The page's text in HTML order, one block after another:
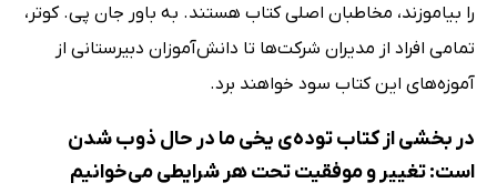
را بیاموزند، مخاطبان اصلی کتاب هستند. به باور جان پی. کوتر،
تمامی افراد از مدیران شرکت‌ها تا دانش‌آموزان دبیرستانی از
آموزه‌های این کتاب سود خواهند برد.
در بخشی از کتاب توده‌ی یخی ما در حال ذوب شدن
است: تغییر و موفقیت تحت هر شرایطی می‌خوانیم